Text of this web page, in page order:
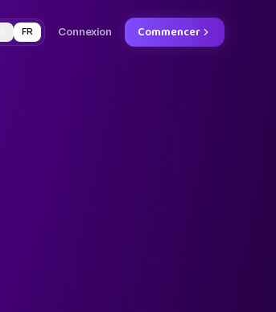
FR Connexion Commencer